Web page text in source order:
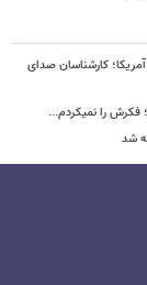
کارشناسان صدای
فکرش را نمیکردم...
شد